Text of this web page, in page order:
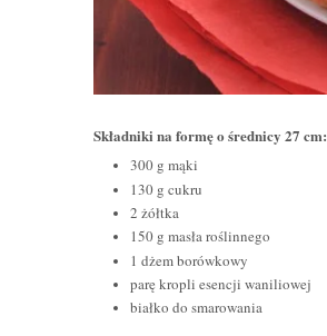
Składniki na formę o średnicy 27 cm:
300 g mąki
130 g cukru
2 żółtka
150 g masła roślinnego
1 dżem borówkowy
parę kropli esencji waniliowej
białko do smarowania